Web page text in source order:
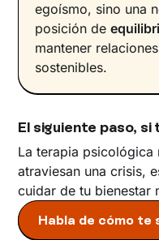
egoísmo, sino una
posición de
mantener
sostenibles.
El siguiente paso,
La terapia psicológica
atraviesan una crisis,
cuidar de tu bienestar
Habla de cómo te